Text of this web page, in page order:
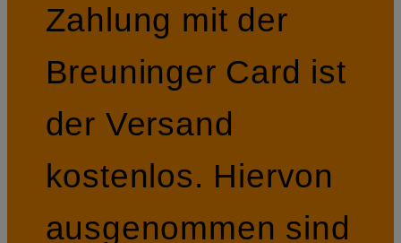
Zahlung mit der
Breuninger Card ist
der Versand
kostenlos. Hiervon
ausgenommen sind